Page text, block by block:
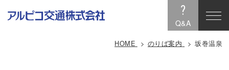
?
Q&A
HOME のりば案内 坂巻温泉